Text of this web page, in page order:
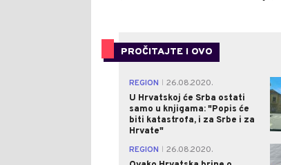
PROČITAJTE I OVO
REGION
26.08.2020.
U Hrvatskoj će Srba ostati
samo u knjigama: "Popis će
biti katastrofa, i za Srbe i za
Hrvate"
REGION
26.08.2020.